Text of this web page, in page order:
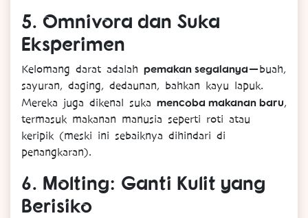
5. Omnivora dan Suka
Eksperimen
Kelomang darat adalah pemakan segalanya—buah,
sayuran, daging, dedaunan, bahkan kayu lapuk.
Mereka juga dikenal suka mencoba makanan baru,
termasuk makanan manusia seperti roti atau
keripik (meski ini sebaiknya dihindari di
penangkaran).
6. Molting: Ganti Kulit yang
Berisiko